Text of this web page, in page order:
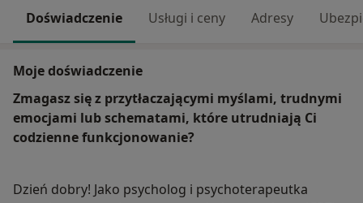
Doświadczenie Usługi i ceny Adresy
Moje doświadczenie
Zmagasz się z przytłaczającymi myślami, trudnymi
emocjami lub schematami, które utrudniają Ci
codzienne funkcjonowanie?
Dzień dobry! Jako psycholog i psychoterapeutka